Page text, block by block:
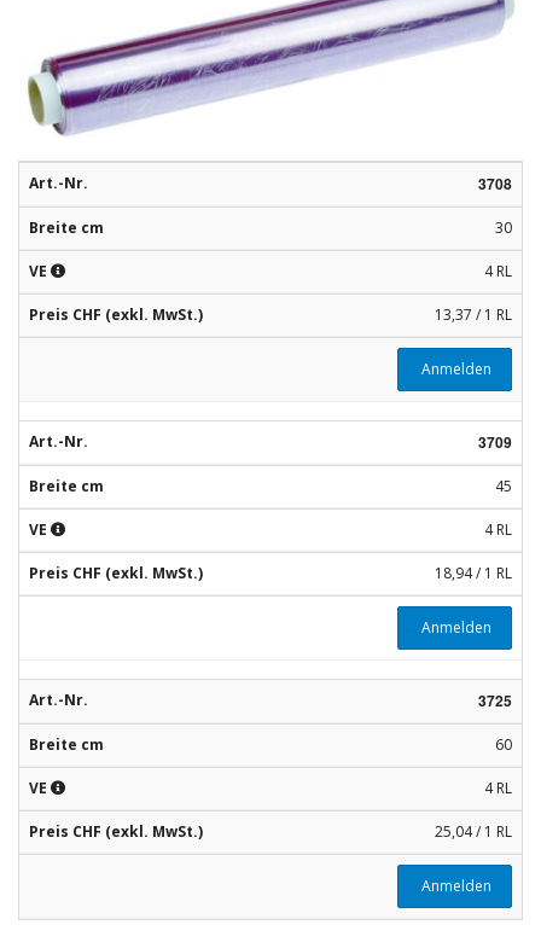
Rohstoffe
Convenience
Technologie
Anwendungsrezepturen
Kataloge
Art.-Nr. 3708
Breite cm 30
VE 4 RL
Preis CHF (exkl. MwSt.) 13,37 / 1 RL
Anmelden
Art.-Nr. 3709
Breite cm 45
VE 4 RL
Preis CHF (exkl. MwSt.) 18,94 / 1 RL
Anmelden
Art.-Nr. 3725
Breite cm 60
VE 4 RL
Preis CHF (exkl. MwSt.) 25,04 / 1 RL
Anmelden